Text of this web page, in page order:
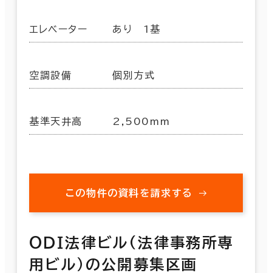
エレベーター あり 1基
空調設備 個別方式
基準天井高 2,500mm
この物件の資料を請求する
ＯＤＩ法律ビル(法律事務所専
用ビル）の公開募集区画